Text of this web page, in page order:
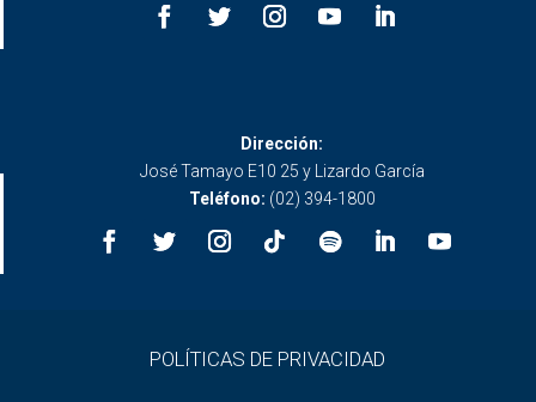
Dirección:
José Tamayo E10 25 y Lizardo García
Teléfono: (02) 394-1800
POLÍTICAS DE PRIVACIDAD